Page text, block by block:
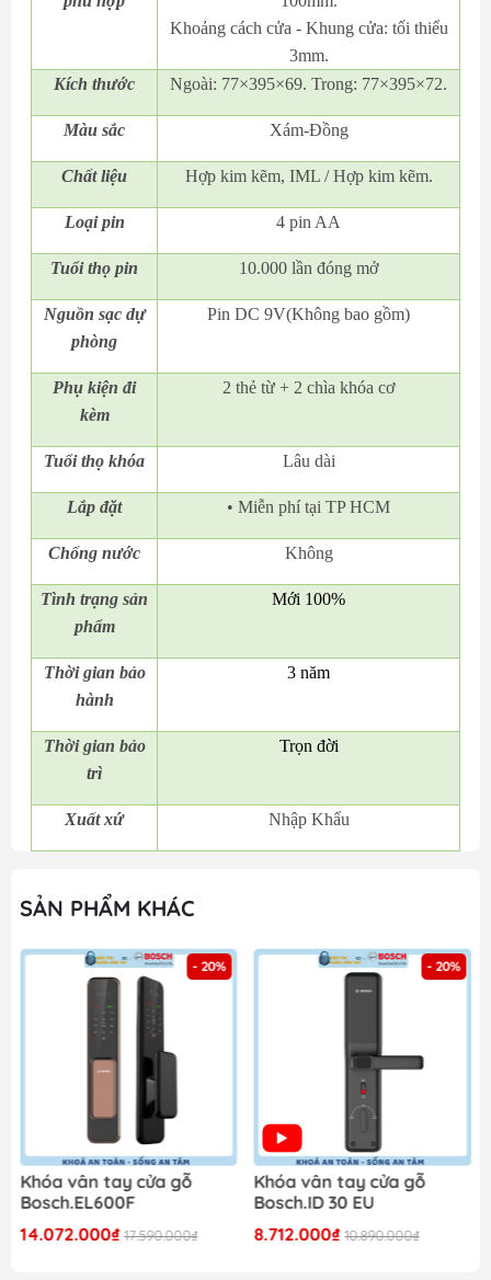
Khoảng cách cửa - Khung cửa: tối thiểu
3mm.
Kích thước
Ngoài: 77×395×69. Trong: 77×395×72.
Màu sắc Xám-Đồng
Chất liệu Hợp kim kẽm, IML / Hợp kim kẽm.
Loại pin 4 pin AA
Tuổi thọ pin 10.000 lần đóng mở
Nguồn sạc dự
phòng
Pin DC 9V(Không bao gồm)
Phụ kiện đi
kèm
2 thẻ từ + 2 chìa khóa cơ
Tuổi thọ khóa Lâu dài
Lắp đặt • Miễn phí tại TP HCM
Chống nước Không
Tình trạng sản
phẩm
Mới 100%
Thời gian bảo
hành
3 năm
Thời gian bảo
trì
Trọn đời
Xuất xứ Nhập Khẩu
SẢN PHẨM KHÁC
- 20%
Khóa vân tay cửa gỗ
Bosch.EL600F
14.072.000₫ 17.590.000₫
- 20%
Khóa vân tay cửa gỗ
Bosch.ID 30 EU
8.712.000₫ 10.890.000₫